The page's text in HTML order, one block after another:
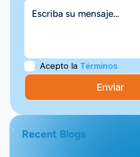
Acepto la Términos
Recent Blogs